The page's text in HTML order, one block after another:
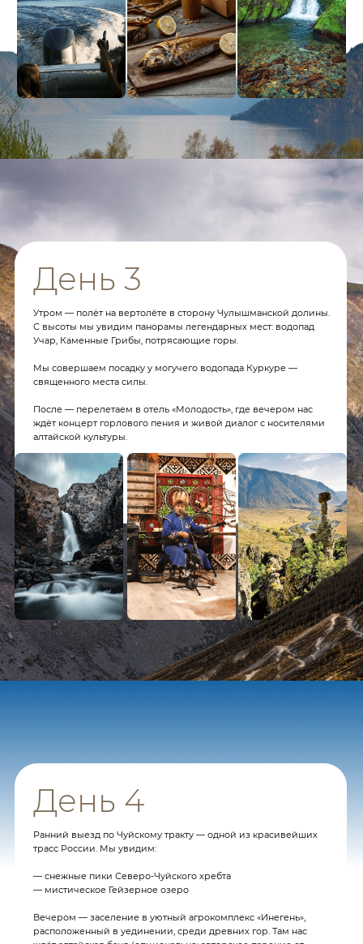
День 6
В завершающий день мы отправляемся по Чемальскому
тракту с остановкой у Ороктойского моста, уникального
инженерного чуда.
После — сафари: на квадроциклах весной и летом (можно
заменить сплавом) и на снегоходах зимой.
Вечером — возвращение в отель и финальный ужин с
церемонией прощания.
День 7
это время вспомнить все самые прекрасные моменты
путешествия и задать желание вернуться сюда вновь!
Сколько стоит?
634 000 ₽ с человека при трёхместном размещении в джипе
при группе в 5 человек
При другом составе группы стоимость будет пересчитываться
в зависимости от моделей вертолёта
Оставить заявку
Что входит
тура?
Питание по маршруту
Вне отелей Altai Village и Манжерок